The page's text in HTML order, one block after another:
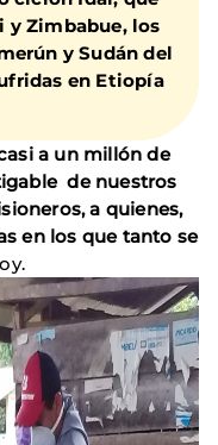
y Zimbabue, los
y Sudán del
en Etiopía
a un millón de
de nuestros
a quienes,
en los que tanto se